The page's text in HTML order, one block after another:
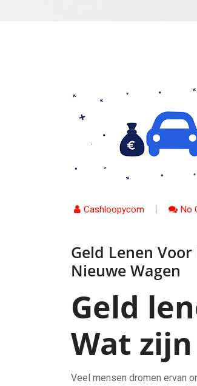
Cashloopycom No
Geld Lenen
Nieuwe Wagen
Geld
Wat
Veel mensen dromen ervan